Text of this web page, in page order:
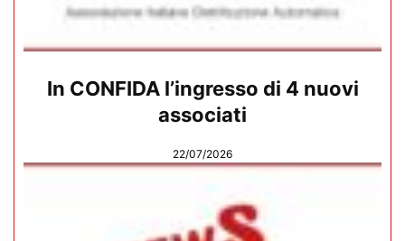
In CONFIDA l’ingresso di 4 nuovi
associati
22/07/2026